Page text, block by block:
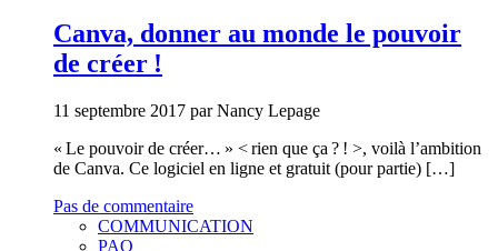
Canva, donner au monde le pouvoir
de créer !
11 septembre 2017 par Nancy Lepage
« Le pouvoir de créer… » < rien que ça ‌? ! >, voilà l’ambition
de Canva. Ce logiciel en ligne et gratuit (pour partie) […]
Pas de commentaire
COMMUNICATION
PAO